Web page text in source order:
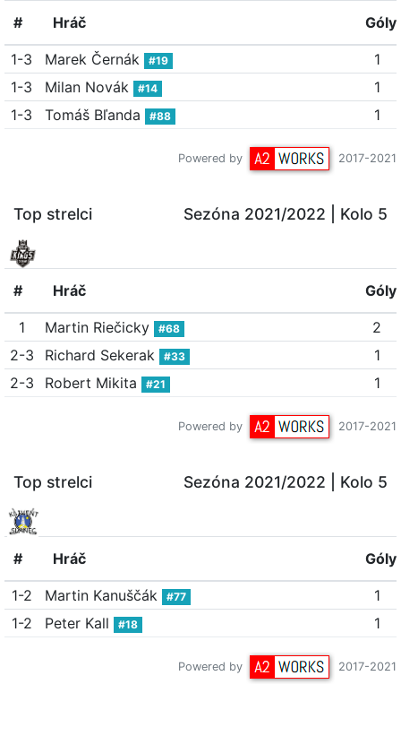
# Hráč Góly
1-3 Marek Černák #19
1
1-3
Milan Novák #14
1
1-3
Tomáš Bľanda #88 1
Powered by 2017-2021
Top strelci Sezóna 2021/2022 | Kolo 5
# Hráč Góly
1 Martin Riečicky #68
2
2-3
Richard Sekerak #33
1
2-3
Robert Mikita #21 1
Powered by 2017-2021
Top strelci Sezóna 2021/2022 | Kolo 5
# Hráč Góly
1-2 Martin Kanuščák #77
1
1-2
Peter Kall #18 1
Powered by 2017-2021